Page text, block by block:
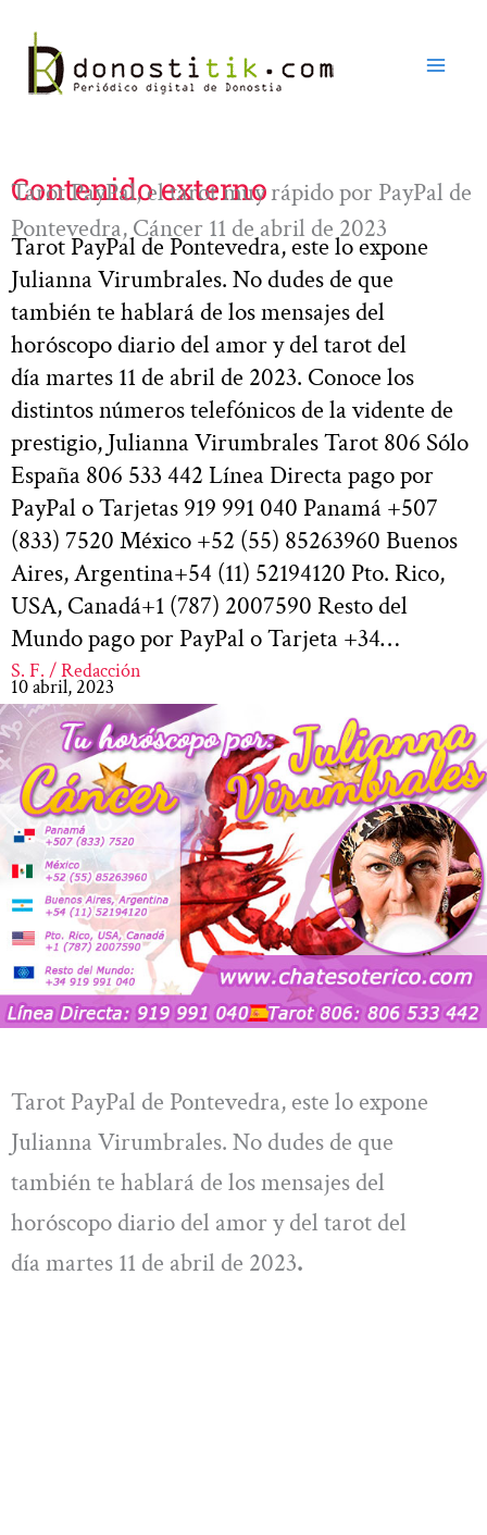
contenido
Contenido externo
Tarot PayPal, el tarot muy rápido por PayPal de
Pontevedra, Cáncer 11 de abril de 2023
Tarot PayPal de Pontevedra, este lo expone
Julianna Virumbrales. No dudes de que
también te hablará de los mensajes del
horóscopo diario del amor y del tarot del
día martes 11 de abril de 2023. Conoce los
distintos números telefónicos de la vidente de
prestigio, Julianna Virumbrales Tarot 806 Sólo
España 806 533 442 Línea Directa pago por
PayPal o Tarjetas 919 991 040 Panamá +507
(833) 7520 México +52 (55) 85263960 Buenos
Aires, Argentina+54 (11) 52194120 Pto. Rico,
USA, Canadá+1 (787) 2007590 Resto del
Mundo pago por PayPal o Tarjeta +34…
S. F. / Redacción
10 abril, 2023
Tarot PayPal de Pontevedra, este lo expone
Julianna Virumbrales. No dudes de que
también te hablará de los mensajes del
horóscopo diario del amor y del tarot del
día martes 11 de abril de 2023.